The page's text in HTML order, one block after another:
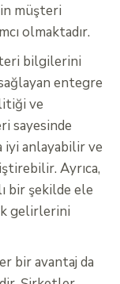
müşteri
olmaktadır.
bilgilerini
entegre
ve
sayesinde
iyi anlayabilir ve
Ayrıca,
bir şekilde ele
gelirlerini
bir avantaj da